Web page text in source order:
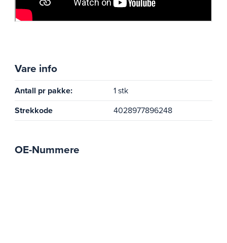
Vare info
Antall pr pakke:
1 stk
Strekkode
4028977896248
OE-Nummere